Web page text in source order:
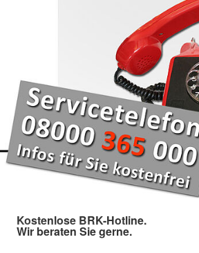
Kostenlose BRK-Hotline.
Wir beraten Sie gerne.